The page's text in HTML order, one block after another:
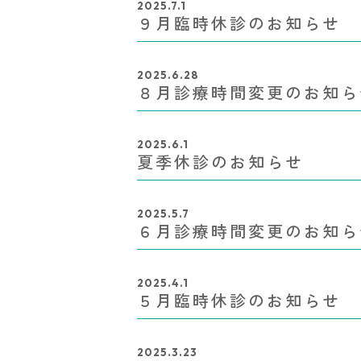
2025.7.1
９月臨時休診のお知らせ
2025.6.28
８月診療時間変更のお知
2025.6.1
夏季休診のお知らせ
2025.5.7
６月診療時間変更のお知
2025.4.1
５月臨時休診のお知らせ
2025.3.23